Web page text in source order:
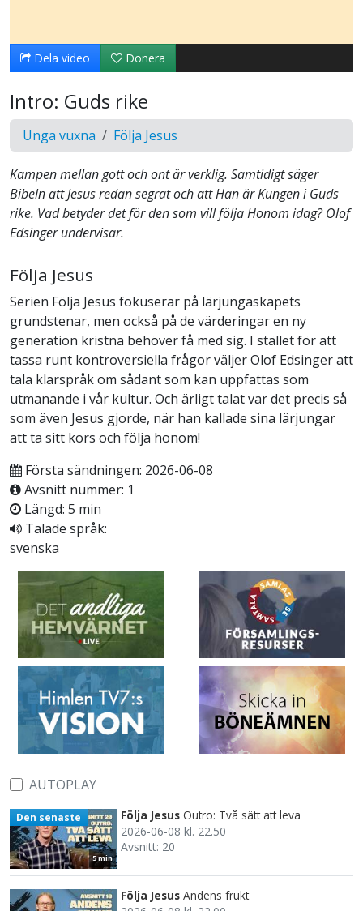
video
Dela video Donera
Intro: Guds rike
Unga vuxna Följa Jesus
Kampen mellan gott och ont är verklig. Samtidigt säger
Bibeln att Jesus redan segrat och att Han är Kungen i Guds
rike. Vad betyder det för den som vill följa Honom idag? Olof
Edsinger undervisar.
Följa Jesus
Serien Följa Jesus fokuserar på lärjungaskapets
grundstenar, men också på de värderingar en ny
generation kristna behöver få med sig. I stället för att
tassa runt kontroversiella frågor väljer Olof Edsinger att
tala klarspråk om sådant som kan uppfattas som
utmanande i vår kultur. Och ärligt talat var det precis så
som även Jesus gjorde, när han kallade sina lärjungar
att ta sitt kors och följa honom!
Första sändningen: 2026-06-08
Avsnitt nummer: 1
Längd: 5 min
Talade språk:
svenska
AUTOPLAY
5 min
Den senaste Följa Jesus Outro: Två sätt att leva
2026-06-08 kl. 22.50
Avsnitt: 20
Följa Jesus Andens frukt